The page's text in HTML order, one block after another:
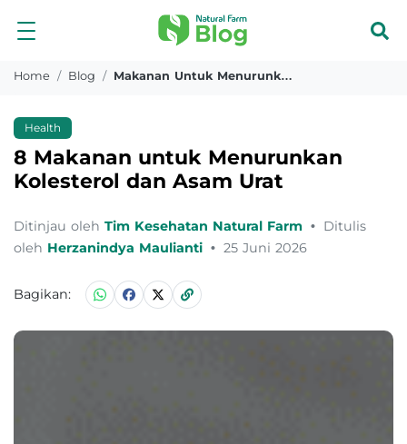
Home Blog Makanan Untuk Menurunkan Kolesterol Dan Asam Urat
Health
8 Makanan untuk Menurunkan
Kolesterol dan Asam Urat
Ditinjau oleh Tim Kesehatan Natural Farm • Ditulis
oleh Herzanindya Maulianti • 25 Juni 2026
Bagikan: